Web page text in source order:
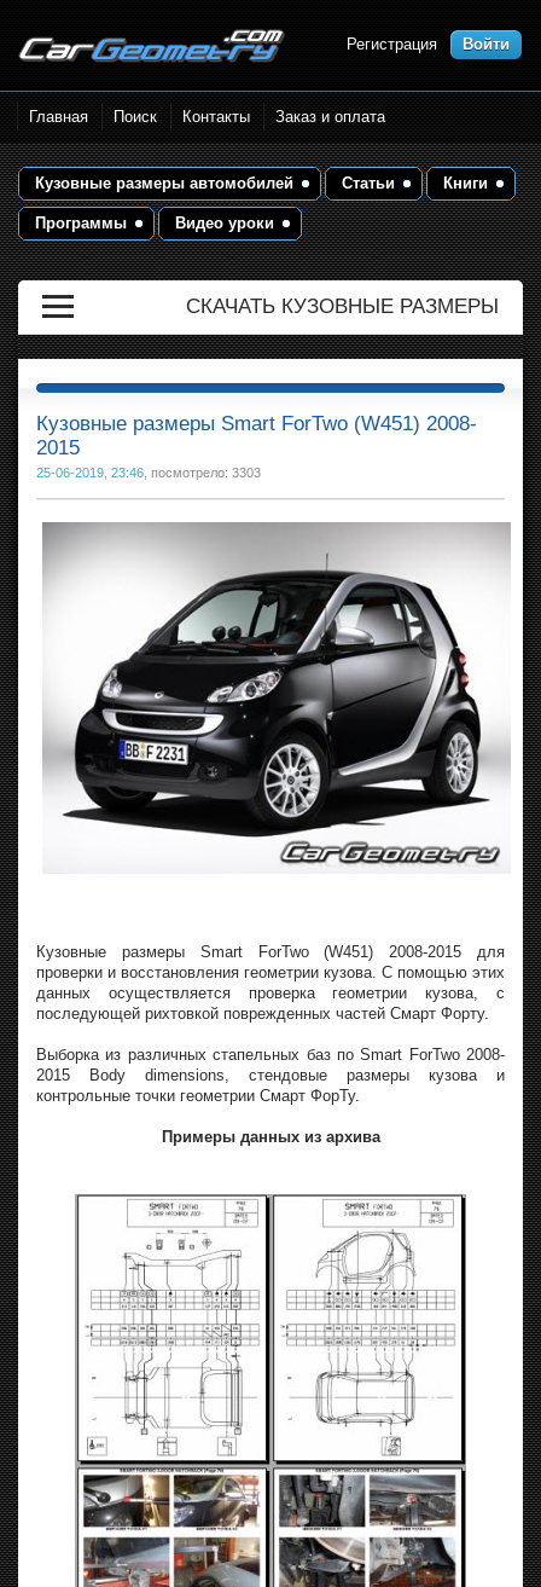
Размеры кузова автомобилей.
Контрольные точки и кузовные
размеры. Геометрия кузова
Регистрация Войти
Главная Поиск Контакты Заказ и оплата
Кузовные размеры автомобилей Статьи Книги
Программы Видео уроки
СКАЧАТЬ КУЗОВНЫЕ РАЗМЕРЫ
Кузовные размеры Smart ForTwo (W451) 2008-
2015
25-06-2019, 23:46 , посмотрело: 3303
Кузовные размеры Smart ForTwo (W451) 2008-2015 для
проверки и восстановления геометрии кузова. С помощью этих
данных осуществляется проверка геометрии кузова, с
последующей рихтовкой поврежденных частей Смарт Форту.
Выборка из различных стапельных баз по Smart ForTwo 2008-
2015 Body dimensions, стендовые размеры кузова и
контрольные точки геометрии Смарт ФорТу.
Примеры данных из архива